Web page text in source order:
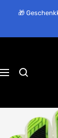
🎁
Navigation